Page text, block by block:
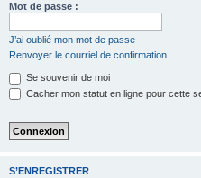
Mot de passe :
J’ai oublié mon mot de passe
Renvoyer le courriel de confirmation
Se souvenir de moi
Cacher mon statut en ligne pour cette
S’ENREGISTRER